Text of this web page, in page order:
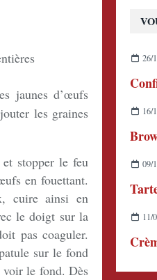
jaunes d’œufs
les graines
stopper le feu
en fouettant.
cuire ainsi en
le doigt sur la
pas coaguler.
sur le fond
voir le fond. Dès
26/
16/
09/
11/